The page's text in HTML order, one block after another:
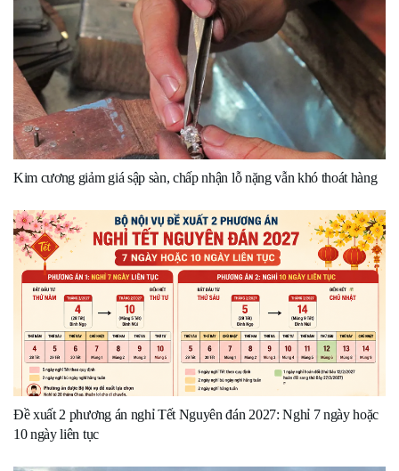
Kim cương giảm giá sập sàn, chấp nhận lỗ nặng vẫn khó thoát hàng
Đề xuất 2 phương án nghỉ Tết Nguyên đán 2027: Nghỉ 7 ngày hoặc
10 ngày liên tục